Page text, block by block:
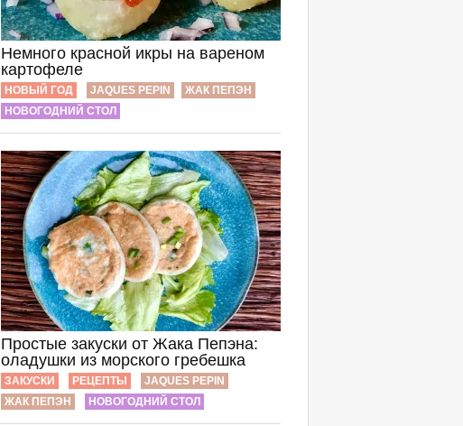
Немного красной икры на вареном
картофеле
НОВЫЙ ГОД JAQUES PEPIN
ЖАК ПЕПЭН
НОВОГОДНИЙ СТОЛ
Простые закуски от Жака Пепэна:
оладушки из морского гребешка
ЗАКУСКИ РЕЦЕПТЫ
JAQUES PEPIN
ЖАК ПЕПЭН
НОВОГОДНИЙ СТОЛ